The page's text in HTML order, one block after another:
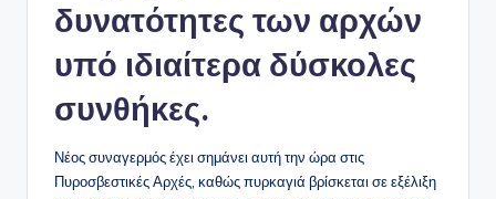
δυνατότητες των αρχών
υπό ιδιαίτερα δύσκολες
συνθήκες.
Νέος συναγερμός έχει σημάνει αυτή την ώρα στις
Πυροσβεστικές Αρχές, καθώς πυρκαγιά βρίσκεται σε εξέλιξη